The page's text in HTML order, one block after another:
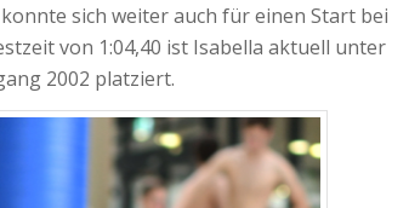
sich weiter auch für einen Start bei
von 1:04,40 ist Isabella aktuell unter
2002 platziert.